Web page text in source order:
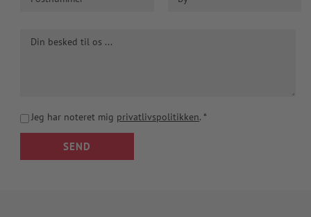
Jeg har noteret mig privatlivspolitikken.*
SEND